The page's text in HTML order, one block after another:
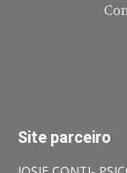
Site parceiro